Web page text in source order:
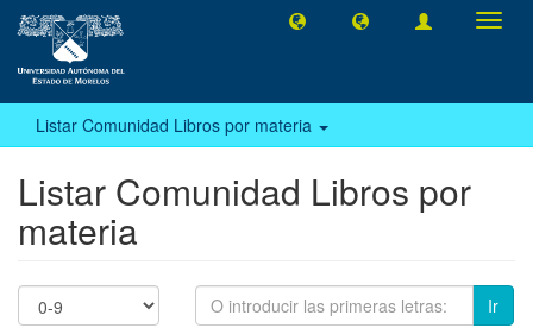
Listar Comunidad Libros por materia
Listar Comunidad Libros por
materia
Ir